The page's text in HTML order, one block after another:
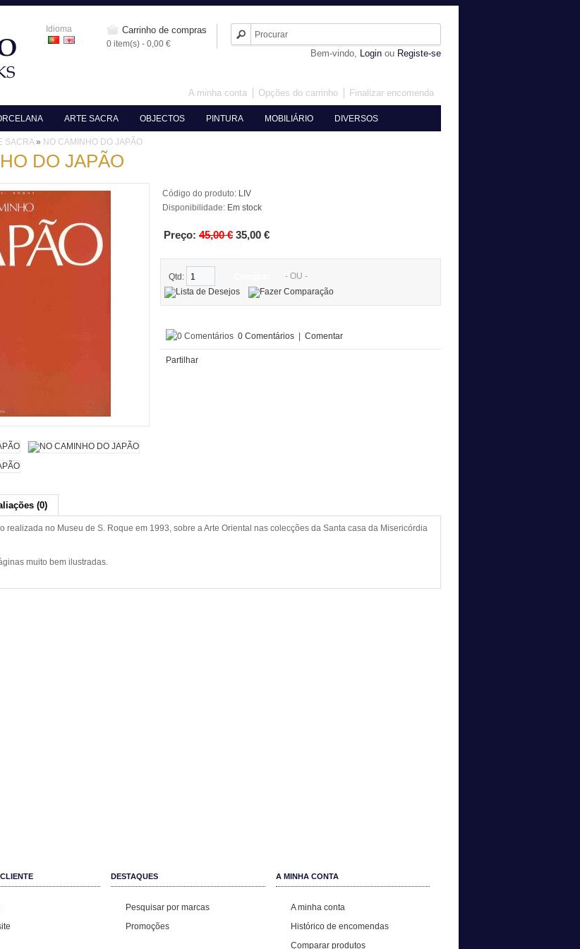
Idioma Carrinho de compras
0 item(s) - 0,00 €
Bem-vindo, Login ou Registe-se
A minha conta Opções do carrinho Finalizar encomenda
ARTE SACRA OBJECTOS PINTURA MOBILIÁRIO DIVERSOS
SACRA» NO CAMINHO DO JAPÃO
DO JAPÃO
Código do produto: LIV
Disponibilidade: Em stock
Preço: 45,00 € 35,00 €
Qtd: - OU -
0 Comentários Comentar
Partilhar
(0)
realizada no Museu de S. Roque em 1993, sobre a Arte Oriental nas colecções da Santa casa da Misericórdia
muito bem ilustradas.
DESTAQUES
Pesquisar por marcas
Promoções
A MINHA CONTA
A minha conta
Histórico de encomendas
Comparar produtos